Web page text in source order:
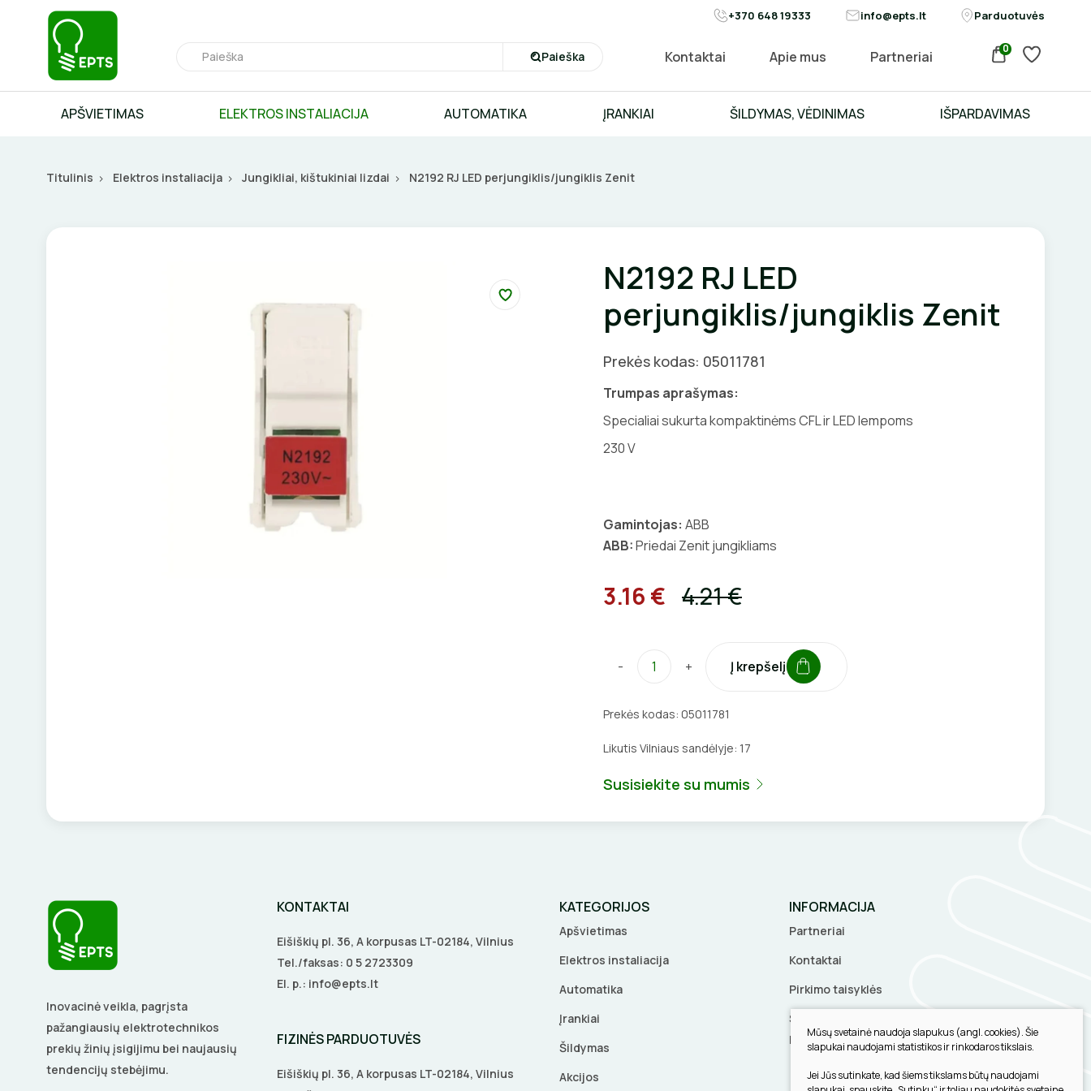
+370 648 19333 info@epts.lt Parduotuvės
Paieška Kontaktai Apie mus Partneriai 0
APŠVIETIMAS ELEKTROS INSTALIACIJA AUTOMATIKA ĮRANKIAI ŠILDYMAS, VĖDINIMAS IŠPARDAVIMAS
Titulinis Elektros instaliacija Jungikliai, kištukiniai lizdai N2192 RJ LED perjungiklis/jungiklis Zenit
N2192 RJ LED
perjungiklis/jungiklis Zenit
Prekės kodas: 05011781
Trumpas aprašymas:
Specialiai sukurta kompaktinėms CFL ir LED lempoms
230 V
Gamintojas: ABB
ABB:Priedai Zenit jungikliams
3.16 € 4.21 €
- + Į krepšelį
Prekės kodas: 05011781
Likutis Vilniaus sandėlyje: 17
Susisiekite su mumis
Inovacinė veikla, pagrįsta
pažangiausių elektrotechnikos
prekių žinių įsigijimu bei naujausių
tendencijų stebėjimu.
KONTAKTAI
Eišiškių pl. 36, A korpusas LT-02184, Vilnius
Tel./faksas: 0 5 2723309
El. p.: info@epts.lt
FIZINĖS PARDUOTUVĖS
Eišiškių pl. 36, A korpusas LT-02184, Vilnius
KATEGORIJOS
Apšvietimas
Elektros instaliacija
Automatika
Įrankiai
Šildymas
Akcijos
INFORMACIJA
Partneriai
Kontaktai
Pirkimo taisyklės
Slapukų parinktys
Privatumo politika
Mūsų svetainė naudoja slapukus (angl. cookies). Šie
slapukai naudojami statistikos ir rinkodaros tikslais.
Jei Jūs sutinkate, kad šiems tikslams būtų naudojami